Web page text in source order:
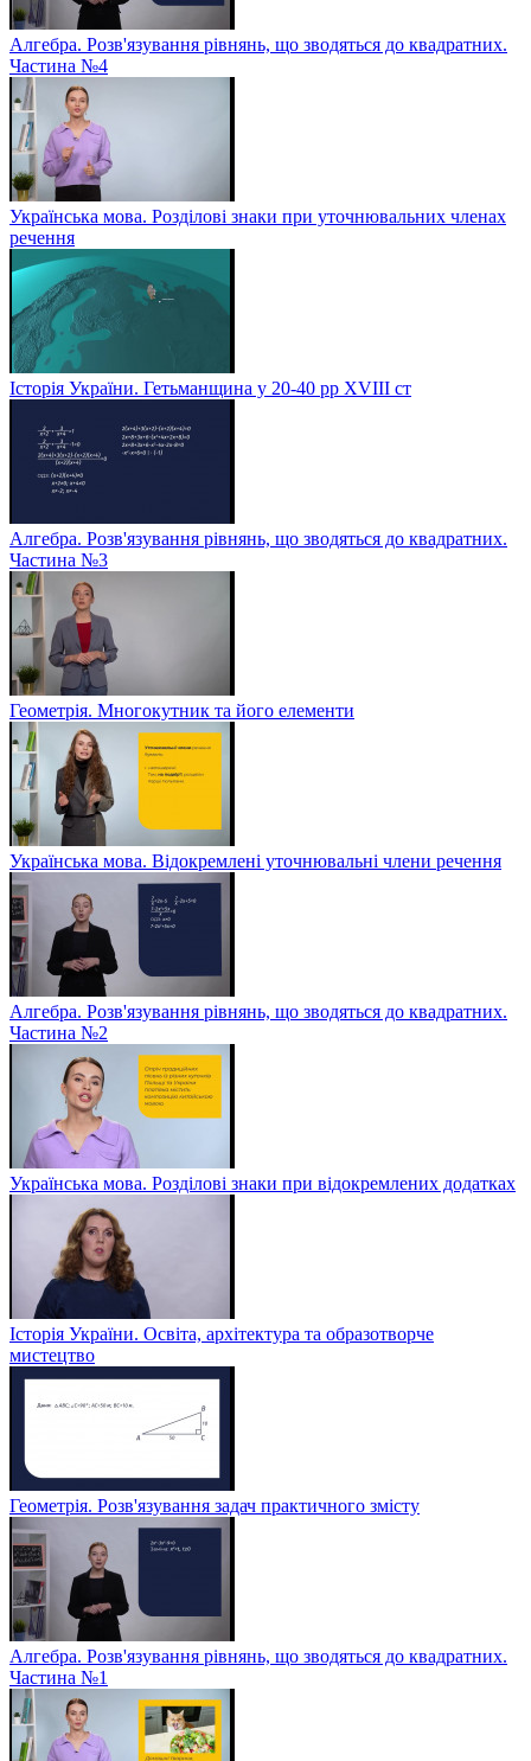
Алгебра. Розв'язування рівнянь, що зводяться до квадратних.
Частина №4
Українська мова. Розділові знаки при уточнювальних членах
речення
Історія України. Гетьманщина у 20-40 рр ХVIIІ ст
Алгебра. Розв'язування рівнянь, що зводяться до квадратних.
Частина №3
Геометрія. Многокутник та його елементи
Українська мова. Відокремлені уточнювальні члени речення
Алгебра. Розв'язування рівнянь, що зводяться до квадратних.
Частина №2
Українська мова. Розділові знаки при відокремлених додатках
Історія України. Освіта, архітектура та образотворче
мистецтво
Геометрія. Розв'язування задач практичного змісту
Алгебра. Розв'язування рівнянь, що зводяться до квадратних.
Частина №1